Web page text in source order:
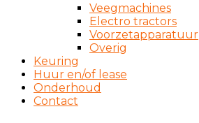
Veegmachines
Electro tractors
Voorzetapparatuur
Overig
Keuring
Huur en/of lease
Onderhoud
Contact